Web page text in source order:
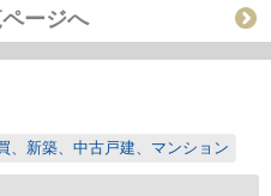
ージへ
、新築、中古戸建、マンション